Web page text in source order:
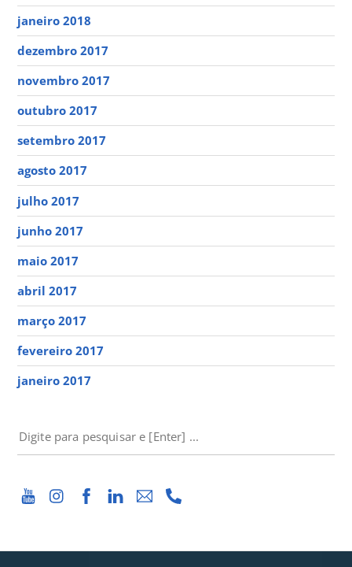
janeiro 2018
dezembro 2017
novembro 2017
outubro 2017
setembro 2017
agosto 2017
julho 2017
junho 2017
maio 2017
abril 2017
março 2017
fevereiro 2017
janeiro 2017
PESQUISAR